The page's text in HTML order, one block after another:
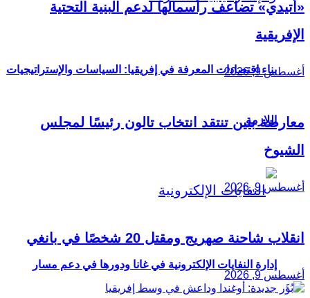
بناء اقتصادات المعرفة في إفريقيا: السياسات والإستراتيجيات
اللازمة
إدارة النفايات الإلكترونية في غانا ودورها في دعم مسار
«أتيدي» تضاعف رأسمالها لدعم البنية التحتية
الإفريقية
أغسطس 9, 2026
معارضة بنين تنتقد انتخاب تالون رئيسًا لمجلس
الشيوخ
أغسطس 9, 2026
انقلاب شاحنة صهريج ومقتل 20 شخصًا في بانغي
أغسطس 9, 2026